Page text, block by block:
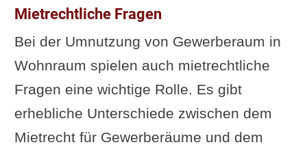
Mietrechtliche Fragen
Bei der Umnutzung von Gewerberaum in
Wohnraum spielen auch mietrechtliche
Fragen eine wichtige Rolle. Es gibt
erhebliche Unterschiede zwischen dem
Mietrecht für Gewerberäume und dem